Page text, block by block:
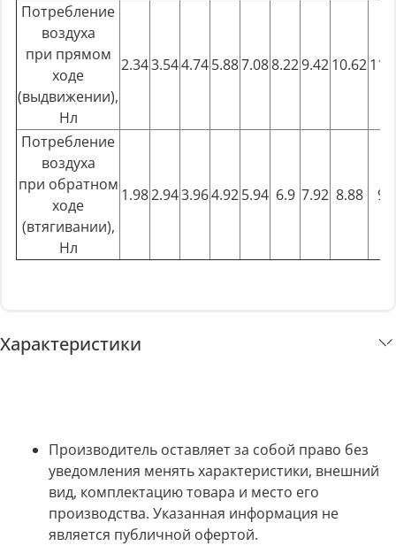
Потребление
воздуха
при прямом
ходе
(выдвижении),
Нл
2.343.544.745.887.088.229.4210.62
Потребление
воздуха
при обратном
ходе
(втягивании),
Нл
1.982.943.964.925.94 6.9 7.92 8.88 9.9
Характеристики
Производитель оставляет за собой право без
уведомления менять характеристики, внешний
вид, комплектацию товара и место его
производства. Указанная информация не
является публичной офертой.